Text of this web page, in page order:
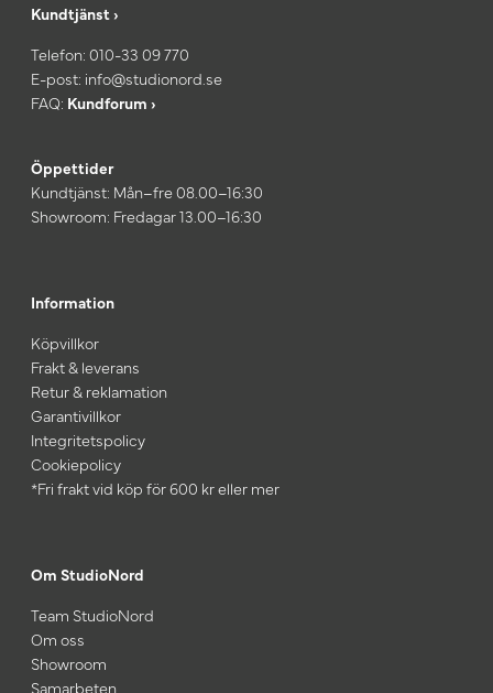
Kundtjänst ›
Telefon: 010-33 09 770
E-post: info@studionord.se
FAQ: Kundforum ›
Öppettider
Kundtjänst: Mån–fre 08.00–16:30
Showroom: Fredagar 13.00–16:30
Information
Köpvillkor
Frakt & leverans
Retur & reklamation
Garantivillkor
Integritetspolicy
Cookiepolicy
*Fri frakt vid köp för 600 kr eller mer
Om StudioNord
Team StudioNord
Om oss
Showroom
Samarbeten